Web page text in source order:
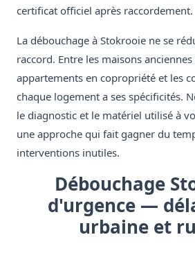
certificat officiel après raccordement.
La débouchage à Stokrooie ne se
raccord. Entre les maisons
appartements en copropriété et les
chaque logement a ses spécificités.
le diagnostic et le matériel utilisé à
une approche qui fait gagner du
interventions inutiles.
Débouchage
d'urgence —
urbaine et